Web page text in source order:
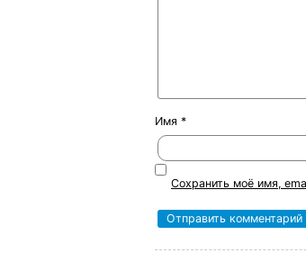
Имя *
Сохранить моё имя,